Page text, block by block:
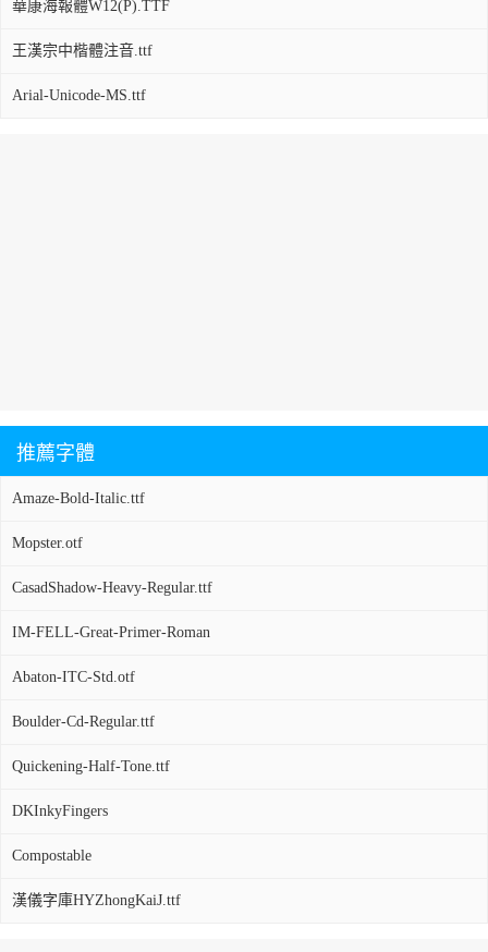
華康海報體W12(P).TTF
王漢宗中楷體注音.ttf
Arial-Unicode-MS.ttf
推薦字體
Amaze-Bold-Italic.ttf
Mopster.otf
CasadShadow-Heavy-Regular.ttf
IM-FELL-Great-Primer-Roman
Abaton-ITC-Std.otf
Boulder-Cd-Regular.ttf
Quickening-Half-Tone.ttf
DKInkyFingers
Compostable
漢儀字庫HYZhongKaiJ.ttf